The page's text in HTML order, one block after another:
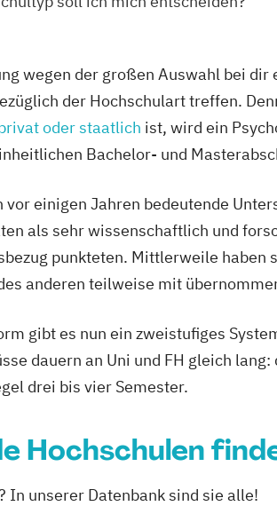
wegen der großen Auswahl bei
der Hochschulart treffen.
oder staatlich ist, wird ein
Bachelor- und
vor einigen Jahren bedeutende
als sehr wissenschaftlich und
punkteten. Mittlerweile
anderen teilweise mit
gibt es nun ein zweistufiges
dauern an Uni und FH gleich
drei bis vier Semester.
Hochschulen
In unserer Datenbank sind sie alle!